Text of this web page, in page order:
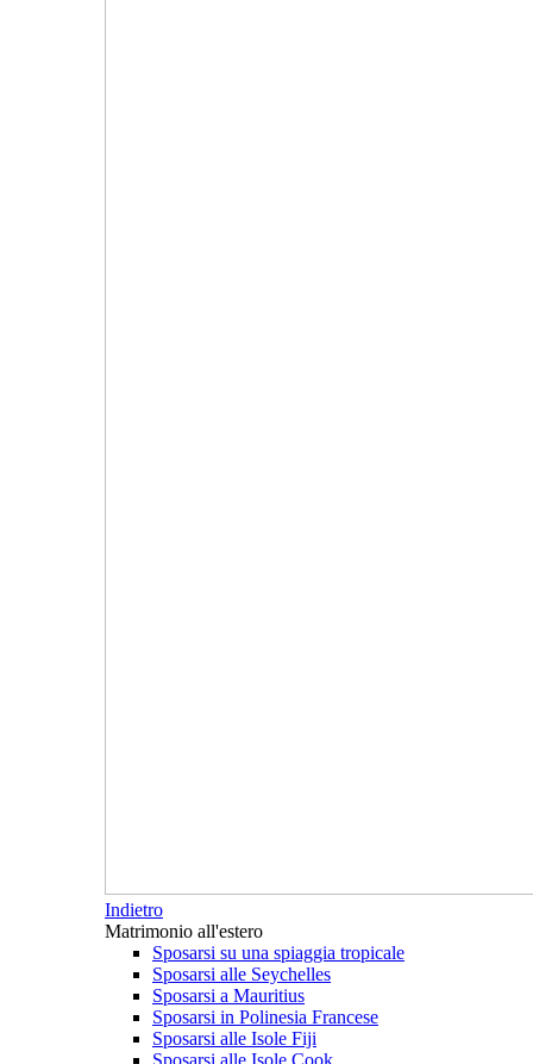
Indietro
Matrimonio all'estero
Sposarsi su una spiaggia tropicale
Sposarsi alle Seychelles
Sposarsi a Mauritius
Sposarsi in Polinesia Francese
Sposarsi alle Isole Fiji
Sposarsi alle Isole Cook